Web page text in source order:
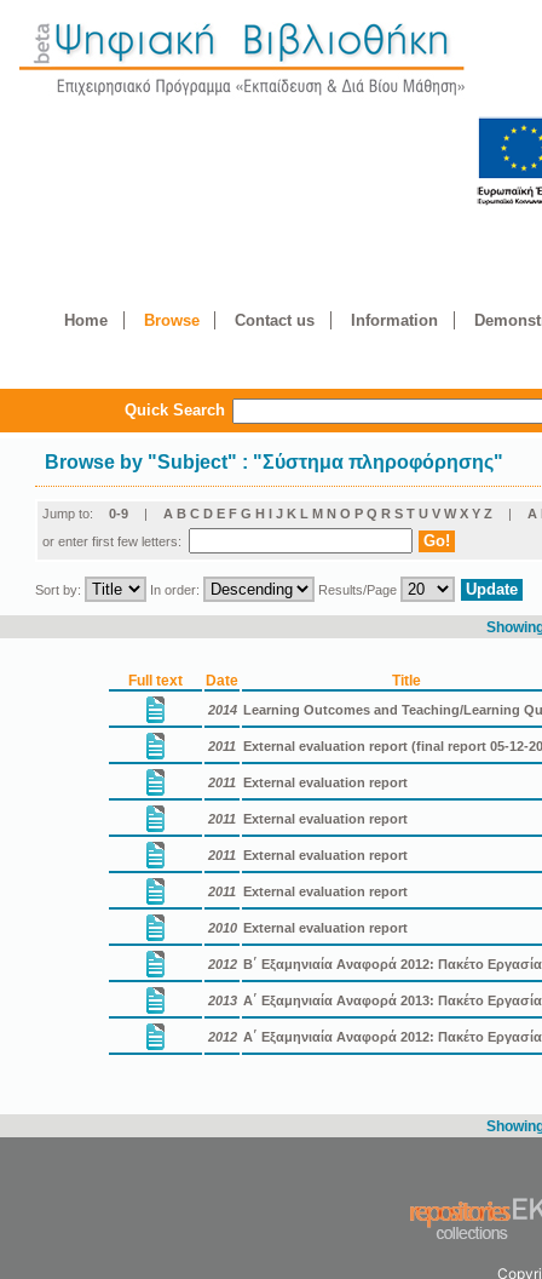
Home Browse Contact us Information
Quick Search
Browse by "Subject" : "Σύστημα πληροφόρησης"
Jump to: 0-9 | A B C D E F G H I J K L M N O P Q R S T U V W X Y Z | Α
or enter first few letters:
Sort by: In order: Results/Page
Full text Date Title
2014 Learning Outcomes and Teaching/Learning
2011 External evaluation report (final report 05-12-
2011 External evaluation report
2011 External evaluation report
2011 External evaluation report
2011 External evaluation report
2010 External evaluation report
2012 B΄ Εξαμηνιαία Αναφορά 2012: Πακέτο
2013 A΄ Εξαμηνιαία Αναφορά 2013: Πακέτο
2012 A΄ Εξαμηνιαία Αναφορά 2012: Πακέτο